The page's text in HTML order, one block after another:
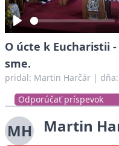
Play
O úcte k Eucharistii
sme.
pridal: Martin Harčár |
Odporúčať príspevok
MH Martin